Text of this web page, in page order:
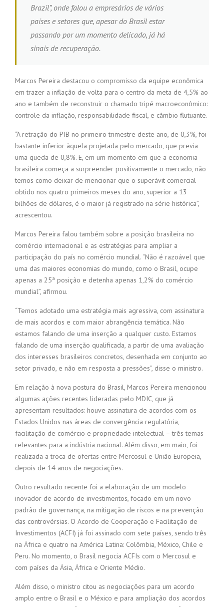
Brazil”, onde falou a empresários de vários
países e setores que, apesar do Brasil estar
passando por um momento delicado, já há
sinais de recuperação.
Marcos Pereira destacou o compromisso da equipe econômica
em trazer a inflação de volta para o centro da meta de 4,5% ao
ano e também de reconstruir o chamado tripé macroeconômico:
controle da inflação, responsabilidade fiscal, e câmbio flutuante.
“A retração do PIB no primeiro trimestre deste ano, de 0,3%, foi
bastante inferior àquela projetada pelo mercado, que previa
uma queda de 0,8%. E, em um momento em que a economia
brasileira começa a surpreender positivamente o mercado, não
temos como deixar de mencionar que o superávit comercial
obtido nos quatro primeiros meses do ano, superior a 13
bilhões de dólares, é o maior já registrado na série histórica”,
acrescentou.
Marcos Pereira falou também sobre a posição brasileira no
comércio internacional e as estratégias para ampliar a
participação do país no comércio mundial. “Não é razoável que
uma das maiores economias do mundo, como o Brasil, ocupe
apenas a 25ª posição e detenha apenas 1,2% do comércio
mundial”, afirmou.
“Temos adotado uma estratégia mais agressiva, com assinatura
de mais acordos e com maior abrangência temática. Não
estamos falando de uma inserção a qualquer custo. Estamos
falando de uma inserção qualificada, a partir de uma avaliação
dos interesses brasileiros concretos, desenhada em conjunto ao
setor privado, e não em resposta a pressões”, disse o ministro.
Em relação à nova postura do Brasil, Marcos Pereira mencionou
algumas ações recentes lideradas pelo MDIC, que já
apresentam resultados: houve assinatura de acordos com os
Estados Unidos nas áreas de convergência regulatória,
facilitação de comércio e propriedade intelectual – três temas
relevantes para a indústria nacional. Além disso, em maio, foi
realizada a troca de ofertas entre Mercosul e União Europeia,
depois de 14 anos de negociações.
Outro resultado recente foi a elaboração de um modelo
inovador de acordo de investimentos, focado em um novo
padrão de governança, na mitigação de riscos e na prevenção
das controvérsias. O Acordo de Cooperação e Facilitação de
Investimentos (ACFI) já foi assinado com sete países, sendo três
na África e quatro na América Latina: Colômbia, México, Chile e
Peru. No momento, o Brasil negocia ACFIs com o Mercosul e
com países da Ásia, África e Oriente Médio.
Além disso, o ministro citou as negociações para um acordo
amplo entre o Brasil e o México e para ampliação dos acordos